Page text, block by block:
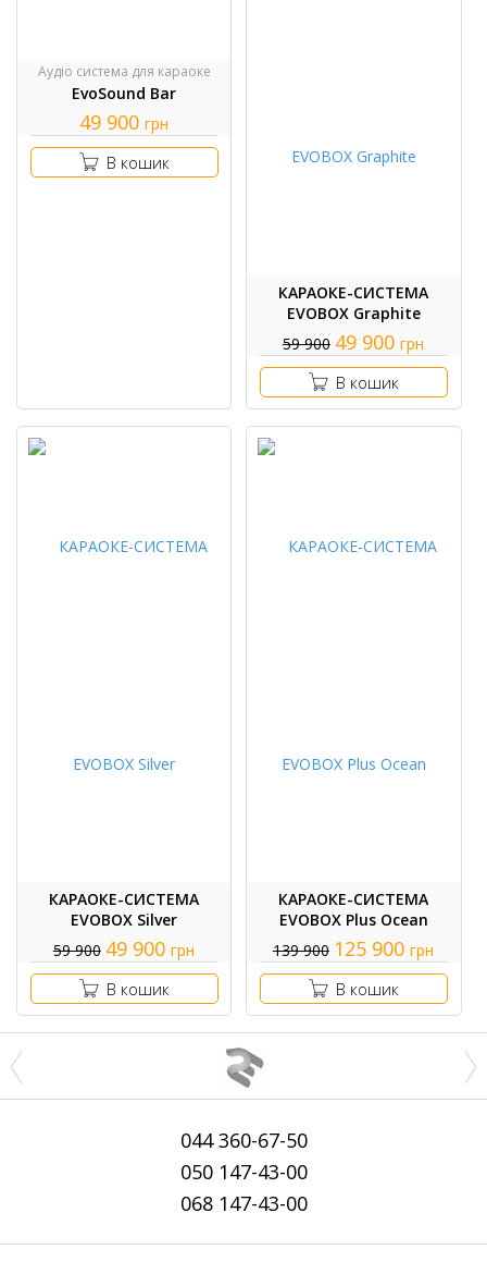
Аудіо система для караоке
EvoSound Bar
49 900 грн
В кошик
КАРАОКЕ-СИСТЕМА
EVOBOX Graphite
59 900 49 900 грн
В кошик
КАРАОКЕ-СИСТЕМА
EVOBOX Silver
59 900 49 900 грн
В кошик
КАРАОКЕ-СИСТЕМА
EVOBOX Plus Ocean
139 900 125 900 грн
В кошик
044360-67-50
050147-43-00
068147-43-00